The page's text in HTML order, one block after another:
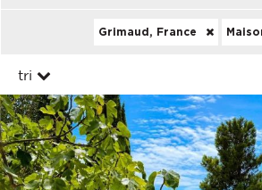
Grimaud, France
tri